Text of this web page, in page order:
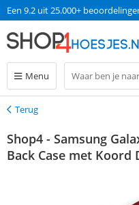
Een 9.2 uit 25.000+
Menu
Terug
Terug
Shop4 - Samsung
Back Case met Koord